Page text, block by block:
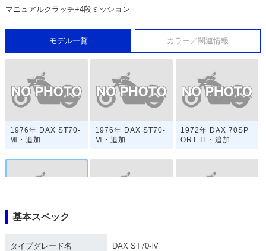
マニュアルクラッチ+4段ミッション
モデル一覧 カラー／関連情報
1976年 DAX ST70-
Ⅶ・追加
1976年 DAX ST70-
Ⅵ・追加
1972年 DAX 70SP
ORT-Ⅱ・追加
基本スペック
タイプグレード名 DAX ST70-Ⅳ